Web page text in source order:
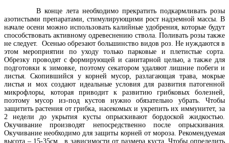
В конце лета необходимо прекратить подкармливать розы
азотистыми препаратами, стимулирующими рост надземной массы. В
начале осени можно использовать калийные удобрения, которые будут
способствовать активному одревеснению ствола. Поливать розы также
не следует. Осенью обрезают большинство видов роз. Не нуждаются в
этом мероприятии по уходу только парковые и плетистые сорта.
Обрезку проводят с формирующей и санитарной целью, а также для
подготовки к зимовке, поэтому секатором удаляют лишние побеги и
листья. Скопившийся у корней мусор, разлагающая трава, мокрые
листья и мох создают идеальные условия для развития патогенной
микрофлоры, которая приводит к развитию грибковых болезней,
поэтому мусор из-под кустов нужно обязательно убрать. Чтобы
защитить растения от грибка, насекомых и укрепить их иммунитет, за
2 недели до укрытия кусты опрыскивают бордоской жидкостью.
Окучивание производят непосредственно после опрыскивания.
Окучивание необходимо для защиты корней от мороза. Рекомендуемая
высота – 15-35см., в зависимости от размера куста. Чтобы определить